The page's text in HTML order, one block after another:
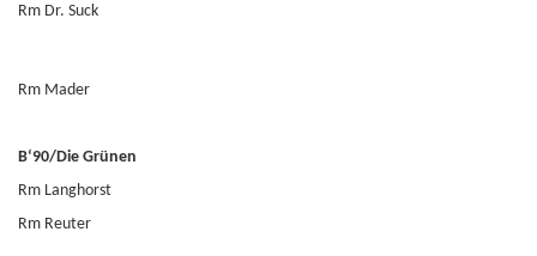
Rm Dr. Suck
Rm Mader
B‘90/Die Grünen
Rm Langhorst
Rm Reuter